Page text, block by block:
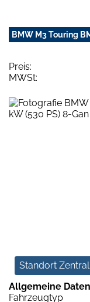
BMW M3 Touring
Preis:
MWSt:
Standort
Allgemeine
Fahrzeugtyp